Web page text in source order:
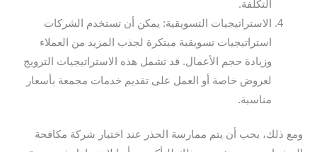
التكلفة.
الاستراتيجيات التسويقية: يمكن أن تستخدم الشركات
استراتيجيات تسويقية مبتكرة لجذب المزيد من العملاء
وزيادة حجم الأعمال. قد تشمل هذه الاستراتيجيات الترويج
لعروض خاصة أو العمل على تقديم خدمات مجمعة بأسعار
مناسبة.
ومع ذلك، يجب أن يتم ممارسة الحذر عند اختيار شركة مكافحة